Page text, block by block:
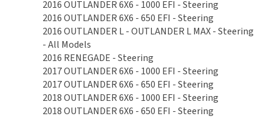
2016 OUTLANDER 6X6 - 1000 EFI - Steering
2016 OUTLANDER 6X6 - 650 EFI - Steering
2016 OUTLANDER L - OUTLANDER L MAX - Steering
- All Models
2016 RENEGADE - Steering
2017 OUTLANDER 6X6 - 1000 EFI - Steering
2017 OUTLANDER 6X6 - 650 EFI - Steering
2018 OUTLANDER 6X6 - 1000 EFI - Steering
2018 OUTLANDER 6X6 - 650 EFI - Steering